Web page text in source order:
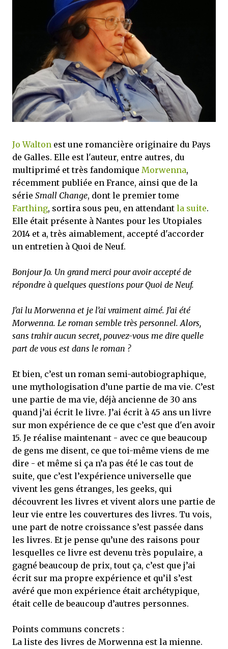
mettre sous tous les yeux. C'est cela...
Jo Walton est une romancière originaire du Pays
de Galles. Elle est l'auteur, entre autres, du
multiprimé et très fandomique Morwenna,
récemment publiée en France, ainsi que de la
série Small Change, dont le premier tome
Farthing, sortira sous peu, en attendant la suite.
Elle était présente à Nantes pour les Utopiales
2014 et a, très aimablement, accepté d'accorder
un entretien à Quoi de Neuf.
Bonjour Jo. Un grand merci pour avoir accepté de
répondre à quelques questions pour Quoi de Neuf.
J’ai lu Morwenna et je l’ai vraiment aimé. J’ai été
Morwenna. Le roman semble très personnel. Alors,
sans trahir aucun secret, pouvez-vous me dire quelle
part de vous est dans le roman ?
Et bien, c’est un roman semi-autobiographique,
une mythologisation d’une partie de ma vie. C’est
une partie de ma vie, déjà ancienne de 30 ans
quand j’ai écrit le livre. J’ai écrit à 45 ans un livre
sur mon expérience de ce que c’est que d'en avoir
15. Je réalise maintenant - avec ce que beaucoup
de gens me disent, ce que toi-même viens de me
dire - et même si ça n’a pas été le cas tout de
suite, que c’est l’expérience universelle que
vivent les gens étranges, les geeks, qui
découvrent les livres et vivent alors une partie de
leur vie entre les couvertures des livres. Tu vois,
une part de notre croissance s’est passée dans
les livres. Et je pense qu’une des raisons pour
lesquelles ce livre est devenu très populaire, a
gagné beaucoup de prix, tout ça, c’est que j’ai
écrit sur ma propre expérience et qu’il s’est
avéré que mon expérience était archétypique,
était celle de beaucoup d’autres personnes.
Points communs concrets :
La liste des livres de Morwenna est la mienne.